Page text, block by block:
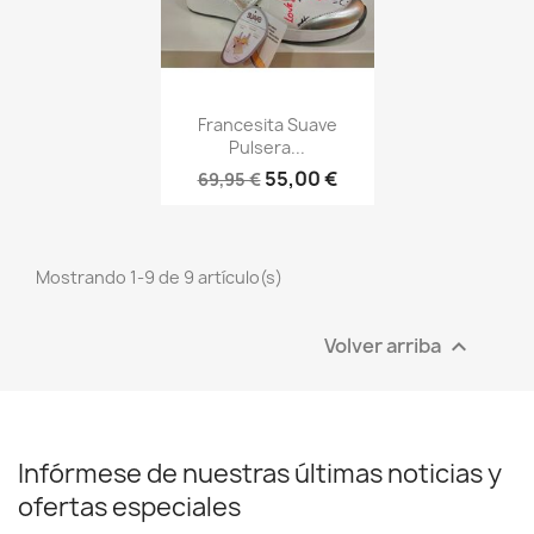
Vista rápida
Francesita Suave
Pulsera...
69,95 € 55,00 €
Mostrando 1-9 de 9 artículo(s)
Volver arriba 
Infórmese de nuestras últimas noticias y
ofertas especiales